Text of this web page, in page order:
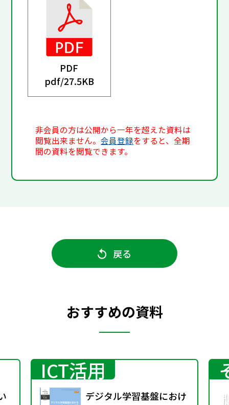
PDF
pdf/27.5KB
非会員の方は公開から一年を超えた資料は
閲覧出来ません。会員登録をすると、全期
間の資料を閲覧できます。
戻る
おすすめの資料
ICT活用
デジタル学習基盤におけ